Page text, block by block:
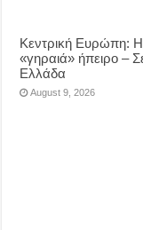
Κεντρική Ευρώπη: Η
«γηραιά» ήπειρο –
Ελλάδα
August 9, 2026